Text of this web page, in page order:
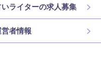
ライターの求人募集
者情報